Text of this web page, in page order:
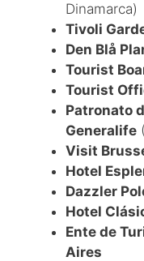
Dinamarca)
Tivoli
Den Blå
Tourist
Tourist
Patronato
Generalife
Visit
Hotel
Dazzler
Hotel
Ente de
Aires